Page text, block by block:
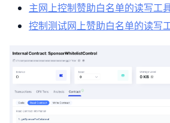
主网上控制赞助白名单的读写工
控制测试网上赞助白名单的读写